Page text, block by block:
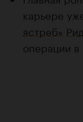
карьере
ястреб»
операции в